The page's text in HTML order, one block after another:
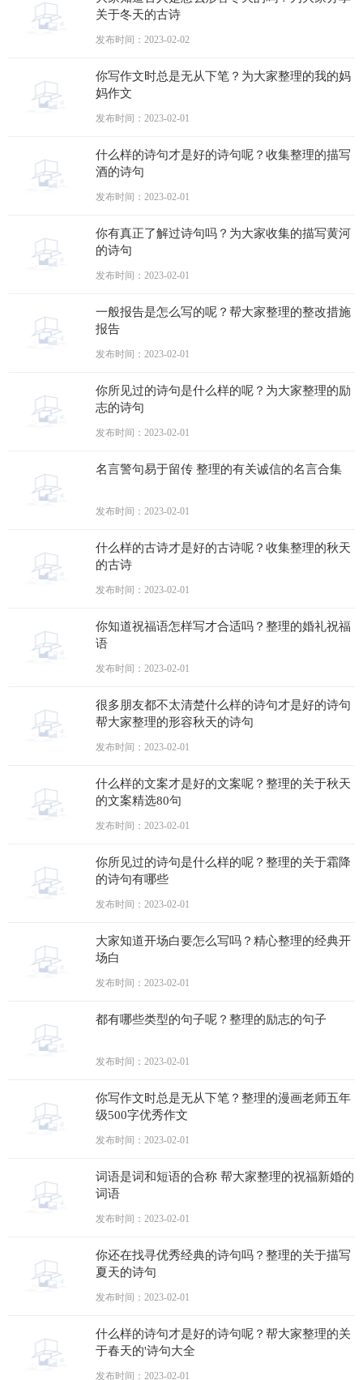
关于冬天的古诗
发布时间：2023-02-02
你写作文时总是无从下笔？为大家整理的我的妈
妈作文
发布时间：2023-02-01
什么样的诗句才是好的诗句呢？收集整理的描写
酒的诗句
发布时间：2023-02-01
你有真正了解过诗句吗？为大家收集的描写黄河
的诗句
发布时间：2023-02-01
一般报告是怎么写的呢？帮大家整理的整改措施
报告
发布时间：2023-02-01
你所见过的诗句是什么样的呢？为大家整理的励
志的诗句
发布时间：2023-02-01
名言警句易于留传 整理的有关诚信的名言合集
发布时间：2023-02-01
什么样的古诗才是好的古诗呢？收集整理的秋天
的古诗
发布时间：2023-02-01
你知道祝福语怎样写才合适吗？整理的婚礼祝福
语
发布时间：2023-02-01
很多朋友都不太清楚什么样的诗句才是好的诗句
帮大家整理的形容秋天的诗句
发布时间：2023-02-01
什么样的文案才是好的文案呢？整理的关于秋天
的文案精选80句
发布时间：2023-02-01
你所见过的诗句是什么样的呢？整理的关于霜降
的诗句有哪些
发布时间：2023-02-01
大家知道开场白要怎么写吗？精心整理的经典开
场白
发布时间：2023-02-01
都有哪些类型的句子呢？整理的励志的句子
发布时间：2023-02-01
你写作文时总是无从下笔？整理的漫画老师五年
级500字优秀作文
发布时间：2023-02-01
词语是词和短语的合称 帮大家整理的祝福新婚的
词语
发布时间：2023-02-01
你还在找寻优秀经典的诗句吗？整理的关于描写
夏天的诗句
发布时间：2023-02-01
什么样的诗句才是好的诗句呢？帮大家整理的关
于春天的'诗句大全
发布时间：2023-02-01